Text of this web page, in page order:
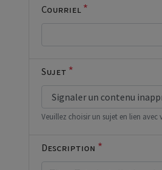
Courriel *
Sujet *
Veuillez choisir un sujet en lien avec
Description *